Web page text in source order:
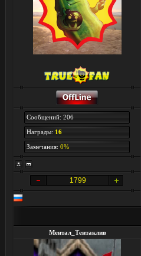
Сообщений: 206
Награды: 16
Замечания: 0%
1799
Ментал_Тентаклив